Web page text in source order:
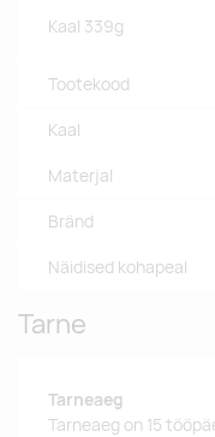
Kaal 339g
Tootekood
Kaal
Materjal
Bränd
Näidised kohapeal
Tarne
Tarneaeg
Tarneaeg on 15